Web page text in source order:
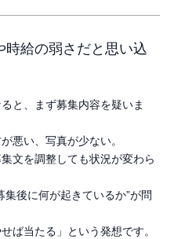
給の弱さだと思い込
と、まず募集内容を疑いま
悪い、写真が少ない。
文を調整しても状況が変わら
後に何が起きているか”が問
ば当たる」という発想です。